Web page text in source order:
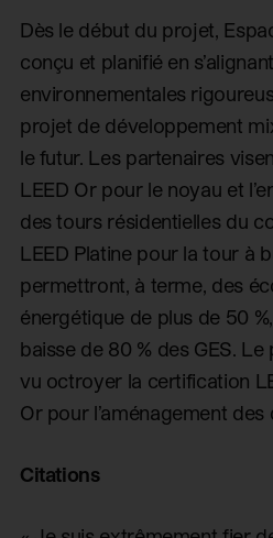
Dès le début du projet,
conçu et planifié en
environnementales
projet de développement
le futur. Les partenaires
LEED Or pour le noyau et
des tours résidentielles du
LEED Platine pour la tour à
permettront, à terme, des
énergétique de plus de 50
baisse de 80 % des GES. Le
vu octroyer la certification
Or pour l’aménagement des
Citations